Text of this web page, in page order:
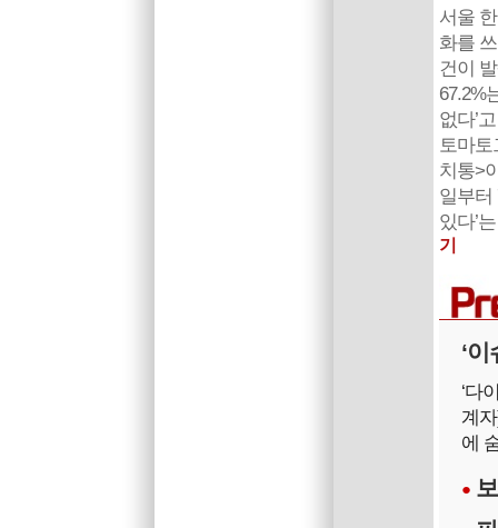
서울
화를
건이
67.2%
없다’
토마토
치통>
일부터
있다’
기
‘
‘다
계
에
●